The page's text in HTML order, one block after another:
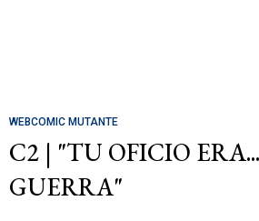
WEBCOMIC MUTANTE
C2 | "TU OFICIO
GUERRA"